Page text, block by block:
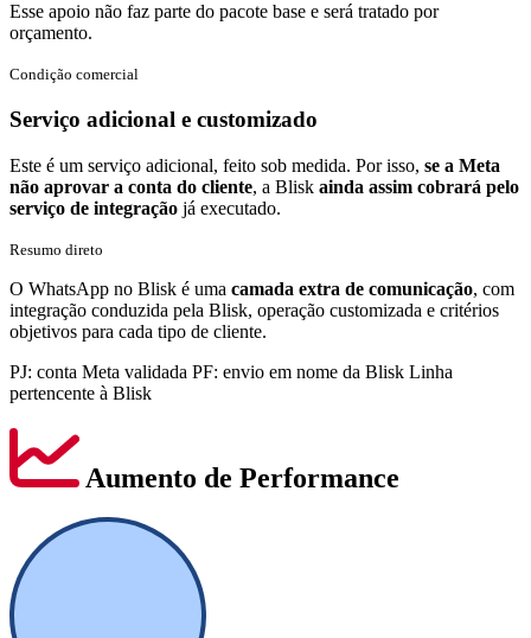
Esse apoio não faz parte do pacote base e será tratado por
orçamento.
Condição comercial
Serviço adicional e customizado
Este é um serviço adicional, feito sob medida. Por isso, se a Meta
não aprovar a conta do cliente, a Blisk ainda assim cobrará pelo
serviço de integração já executado.
Resumo direto
O WhatsApp no Blisk é uma camada extra de comunicação, com
integração conduzida pela Blisk, operação customizada e critérios
objetivos para cada tipo de cliente.
PJ: conta Meta validada PF: envio em nome da Blisk Linha
pertencente à Blisk
Aumento de Performance